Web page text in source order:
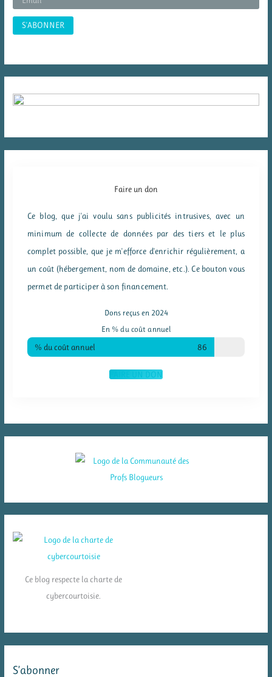
:
Faire un don
Ce blog, que j'ai voulu sans publicités intrusives, avec un
minimum de collecte de données par des tiers et le plus
complet possible, que je m'efforce d'enrichir régulièrement, a
un coût (hébergement, nom de domaine, etc.). Ce bouton vous
permet de participer à son financement.
Dons reçus en 2024
En % du coût annuel
% du coût annuel 86
FAIRE UN DON
Ce blog respecte la charte de
cybercourtoisie.
S’abonner